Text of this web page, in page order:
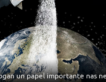
un papel importante nas